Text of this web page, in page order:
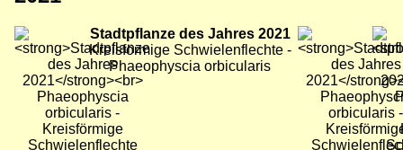
Bild
Stadtpflanze des Jahres 2021
Kreisförmige Schwielenflechte -
Phaeophyscia orbicularis
Bild Bild